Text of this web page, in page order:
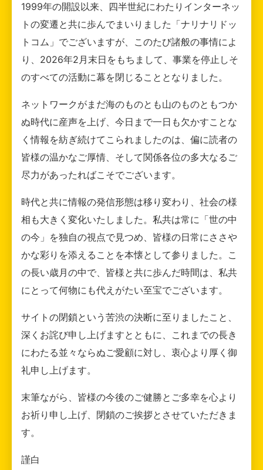
1999年の開設以来、四半世紀にわたりインターネッ
トの変遷と共に歩んでまいりました「ナリナリドッ
トコム」でございますが、このたび諸般の事情によ
り、2026年2月末日をもちまして、事業を停止しそ
のすべての活動に幕を閉じることとなりました。
ネットワークがまだ海のものとも山のものともつか
ぬ時代に産声を上げ、今日まで一日も欠かすことな
く情報を紡ぎ続けてこられましたのは、偏に読者の
皆様の温かなご厚情、そして関係各位の多大なるご
尽力があったればこそでございます。
時代と共に情報の発信形態は移り変わり、社会の様
相も大きく変化いたしました。私共は常に「世の中
の今」を独自の視点で見つめ、皆様の日常にささや
かな彩りを添えることを本懐として参りました。こ
の長い歳月の中で、皆様と共に歩んだ時間は、私共
にとって何物にも代えがたい至宝でございます。
サイトの閉鎖という苦渋の決断に至りましたこと、
深くお詫び申し上げますとともに、これまでの長き
にわたる並々ならぬご愛顧に対し、衷心より厚く御
礼申し上げます。
末筆ながら、皆様の今後のご健勝とご多幸を心より
お祈り申し上げ、閉鎖のご挨拶とさせていただきま
す。
謹白